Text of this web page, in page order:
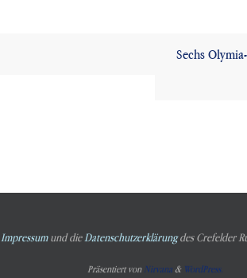
Sechs
Impressumund dieDatenschutzerklärungdes Crefelder
Präsentiert von Nirvana& WordPress.